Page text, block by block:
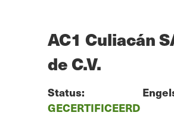
AC1 Culiacán
de C.V.
Status:
GECERTIFICEERD